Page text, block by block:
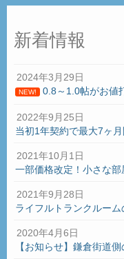
新着情報
2024年3月29日
NEW! 0.8～1.0帖がお値
2022年9月25日
当初1年契約で最大7ヶ
2021年10月1日
一部価格改定！小さな部
2021年9月28日
ライフルトランクルー
2020年4月6日
【お知らせ】鎌倉街道